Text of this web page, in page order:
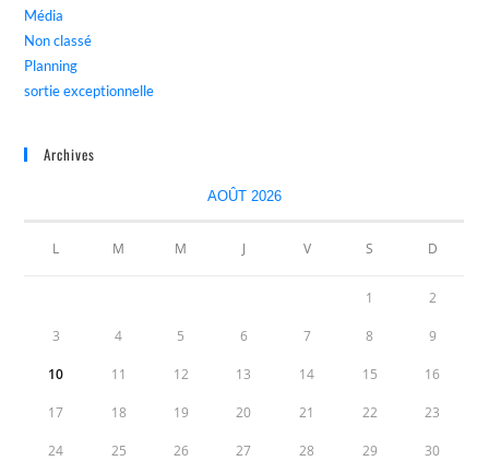
Média
Non classé
Planning
sortie exceptionnelle
Archives
AOÛT 2026
L M M J V S D
1 2
3 4 5 6 7 8 9
10 11 12 13 14 15 16
17 18 19 20 21 22 23
24 25 26 27 28 29 30